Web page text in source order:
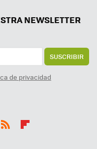
NEWSLETTER
SUSCRIBIR
de privacidad